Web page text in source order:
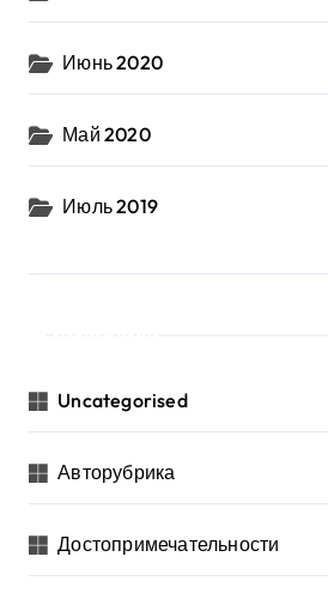
Июнь 2020
Май 2020
Июль 2019
Uncategorised
Авторубрика
Достопримечательности